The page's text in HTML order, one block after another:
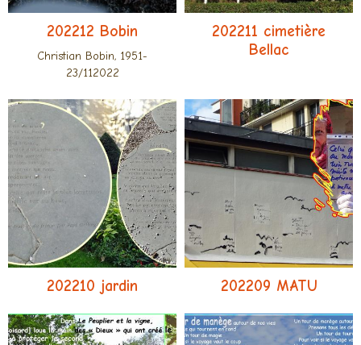
202212 Bobin
Christian Bobin, 1951-
23/112022
202211 cimetière
Bellac
202210 jardin 202209 MATU